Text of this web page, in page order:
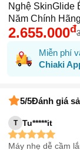
Nghệ SkinGlide
Năm Chính Hãng
2.655.000đ
Miễn phí
Chiaki
5/5Đánh giá
T Tu*****it
Máy nhẹ dễ cầm